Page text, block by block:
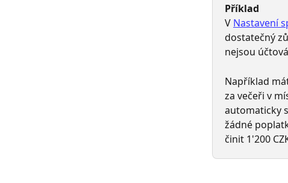
Příklad
V Nastavení
dostatečný
nejsou
Například
za večeři v
automaticky
žádné
činit 1'200